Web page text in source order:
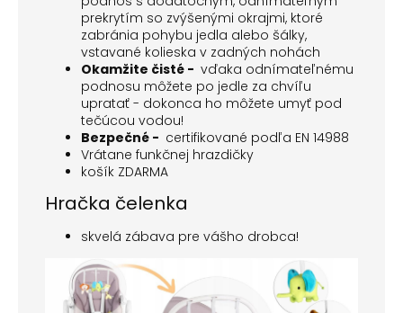
prekrytím so zvýšenými okrajmi, ktoré
zabránia pohybu jedla alebo šálky,
vstavané kolieska v zadných nohách
Okamžite čisté - vďaka odnímateľnému
podnosu môžete po jedle za chvíľu
upratať - dokonca ho môžete umyť pod
tečúcou vodou!
Bezpečné - certifikované podľa EN 14988
Vrátane funkčnej hrazdičky
košík ZDARMA
Hračka čelenka
skvelá zábava pre vášho drobca!